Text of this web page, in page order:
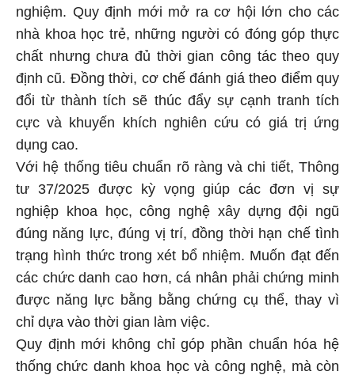
nghiệm. Quy định mới mở ra cơ hội lớn cho các
nhà khoa học trẻ, những người có đóng góp thực
chất nhưng chưa đủ thời gian công tác theo quy
định cũ. Đồng thời, cơ chế đánh giá theo điểm quy
đổi từ thành tích sẽ thúc đẩy sự cạnh tranh tích
cực và khuyến khích nghiên cứu có giá trị ứng
dụng cao.
Với hệ thống tiêu chuẩn rõ ràng và chi tiết, Thông
tư 37/2025 được kỳ vọng giúp các đơn vị sự
nghiệp khoa học, công nghệ xây dựng đội ngũ
đúng năng lực, đúng vị trí, đồng thời hạn chế tình
trạng hình thức trong xét bổ nhiệm. Muốn đạt đến
các chức danh cao hơn, cá nhân phải chứng minh
được năng lực bằng bằng chứng cụ thể, thay vì
chỉ dựa vào thời gian làm việc.
Quy định mới không chỉ góp phần chuẩn hóa hệ
thống chức danh khoa học và công nghệ, mà còn